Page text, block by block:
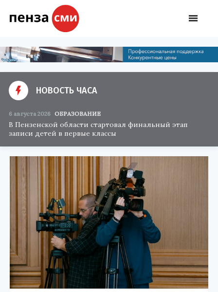
НОВОСТЬ ЧАСА
6 августа 2026 ОБРАЗОВАНИЕ
В Пензенской области стартовал финальный этап
записи детей в первые классы